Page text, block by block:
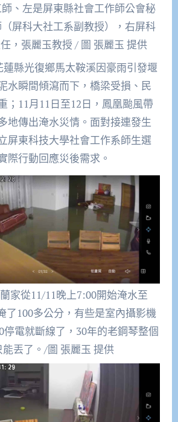
、左是屏東縣社會工作師公會秘
屏科大社工系副教授），右屏科
，張麗玉教授 / 圖 張麗玉 提供
蓮縣光復鄉馬太鞍溪因豪雨引發堰
水瞬間傾瀉而下，橋梁受損、民
；11月11日至12日，鳳凰颱風帶
地傳出淹水災情。面對接連發生
屏東科技大學社會工作系師生選
際行動回應災後需求。
家從11/11晚上7:00開始淹水至
了100多公分，有些是室內攝影機
停電就斷線了，30年的老鋼琴整個
丟了。/圖 張麗玉 提供